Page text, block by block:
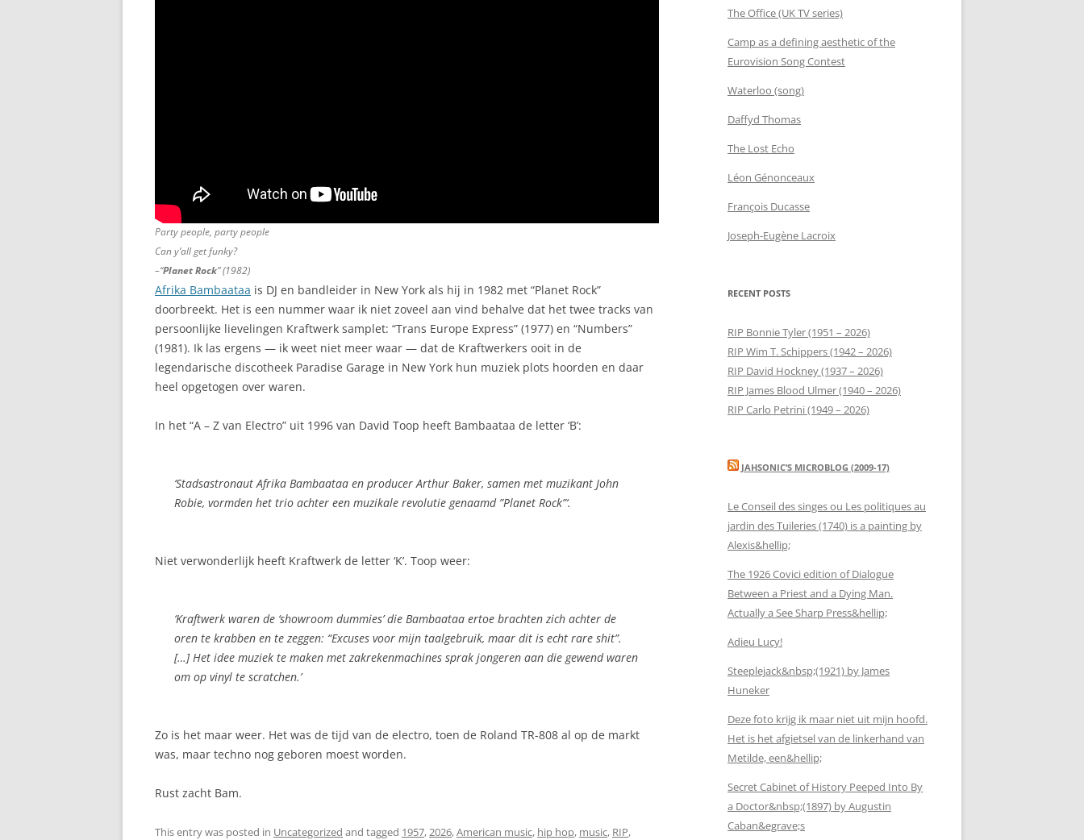
Party people, party people
Can y’all get funky?
–“Planet Rock” (1982)
Afrika Bambaataa is DJ en bandleider in New York als hij in 1982 met “Planet Rock”
doorbreekt. Het is een nummer waar ik niet zoveel aan vind behalve dat het twee tracks van
persoonlijke lievelingen Kraftwerk samplet: “Trans Europe Express” (1977) en “Numbers”
(1981). Ik las ergens — ik weet niet meer waar — dat de Kraftwerkers ooit in de
legendarische discotheek Paradise Garage in New York hun muziek plots hoorden en daar
heel opgetogen over waren.
In het “A – Z van Electro” uit 1996 van David Toop heeft Bambaataa de letter ‘B’:
‘Stadsastronaut Afrika Bambaataa en producer Arthur Baker, samen met muzikant John
Robie, vormden het trio achter een muzikale revolutie genaamd ”Planet Rock”‘.
Niet verwonderlijk heeft Kraftwerk de letter ‘K’. Toop weer:
‘Kraftwerk waren de ‘showroom dummies’ die Bambaataa ertoe brachten zich achter de
oren te krabben en te zeggen: “Excuses voor mijn taalgebruik, maar dit is echt rare shit”.
[…] Het idee muziek te maken met zakrekenmachines sprak jongeren aan die gewend waren
om op vinyl te scratchen.’
Zo is het maar weer. Het was de tijd van de electro, toen de Roland TR-808 al op de markt
was, maar techno nog geboren moest worden.
Rust zacht Bam.
This entry was posted in Uncategorized and tagged 1957,2026,American music, hip hop, music, RIP,
The Office (UK TV series)
Camp as a defining aesthetic of the
Eurovision Song Contest
Waterloo (song)
Daffyd Thomas
The Lost Echo
Léon Génonceaux
François Ducasse
Joseph-Eugène Lacroix
RECENT POSTS
RIP Bonnie Tyler (1951 – 2026)
RIP Wim T. Schippers (1942 – 2026)
RIP David Hockney (1937 – 2026)
RIP James Blood Ulmer (1940 – 2026)
RIP Carlo Petrini (1949 – 2026)
JAHSONIC’S MICROBLOG (2009-17)
Le Conseil des singes ou Les politiques au
jardin des Tuileries (1740) is a painting by
Alexis&hellip;
The 1926 Covici edition of Dialogue
Between a Priest and a Dying Man.
Actually a See Sharp Press&hellip;
Adieu Lucy!
Steeplejack&nbsp;(1921) by James
Huneker
Deze foto krijg ik maar niet uit mijn hoofd.
Het is het afgietsel van de linkerhand van
Metilde, een&hellip;
Secret Cabinet of History Peeped Into By
a Doctor&nbsp;(1897) by Augustin
Caban&egrave;s